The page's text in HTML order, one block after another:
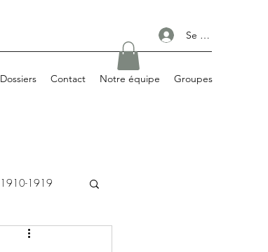
Se connecter
Dossiers Contact Notre équipe Groupes
1910-1919